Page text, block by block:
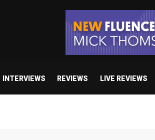
INTERVIEWS REVIEWS LIVE REVIEWS